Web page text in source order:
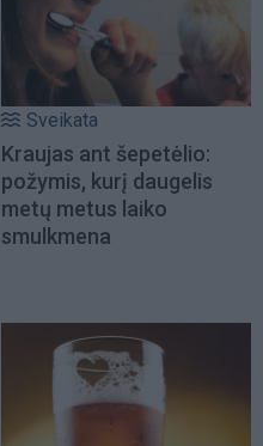
Sveikata
Kraujas ant šepetėlio:
požymis, kurį daugelis
metų metus laiko
smulkmena